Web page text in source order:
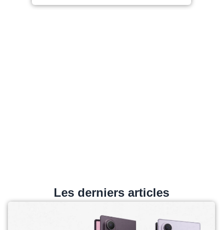
Les derniers articles